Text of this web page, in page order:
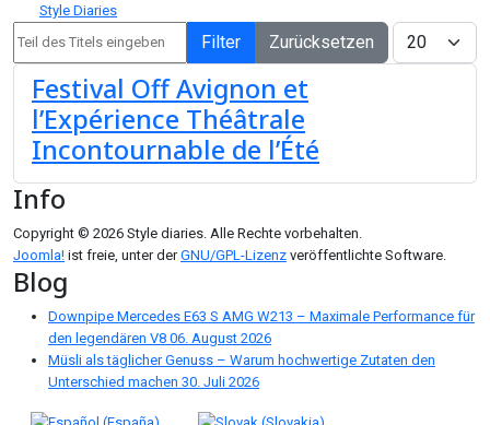
Style Diaries
Filter Zurücksetzen
Anzeige #
Festival Off Avignon et
l’Expérience Théâtrale
Incontournable de l’Été
Info
Copyright © 2026 Style diaries. Alle Rechte vorbehalten.
Joomla! ist freie, unter derGNU/GPL-Lizenz veröffentlichte Software.
Blog
Downpipe Mercedes E63 S AMG W213 – Maximale Performance für
den legendären V8 06. August 2026
Müsli als täglicher Genuss – Warum hochwertige Zutaten den
Unterschied machen 30. Juli 2026
Sprache auswählen